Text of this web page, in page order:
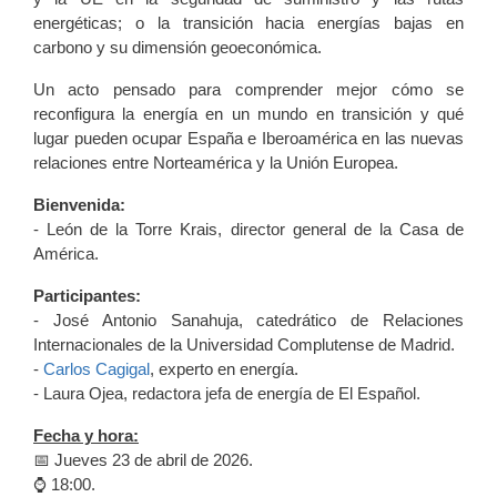
energéticas; o la transición hacia energías bajas en
carbono y su dimensión geoeconómica.
Un acto pensado para comprender mejor cómo se
reconfigura la energía en un mundo en transición y qué
lugar pueden ocupar España e Iberoamérica en las nuevas
relaciones entre Norteamérica y la Unión Europea.
Bienvenida:
- León de la Torre Krais, director general de la Casa de
América.
Participantes:
- José Antonio Sanahuja, catedrático de Relaciones
Internacionales de la Universidad Complutense de Madrid.
- Carlos Cagigal, experto en energía.
- Laura Ojea, redactora jefa de energía de El Español.
Fecha y hora:
📅 Jueves 23 de abril de 2026.
⌚️ 18:00.